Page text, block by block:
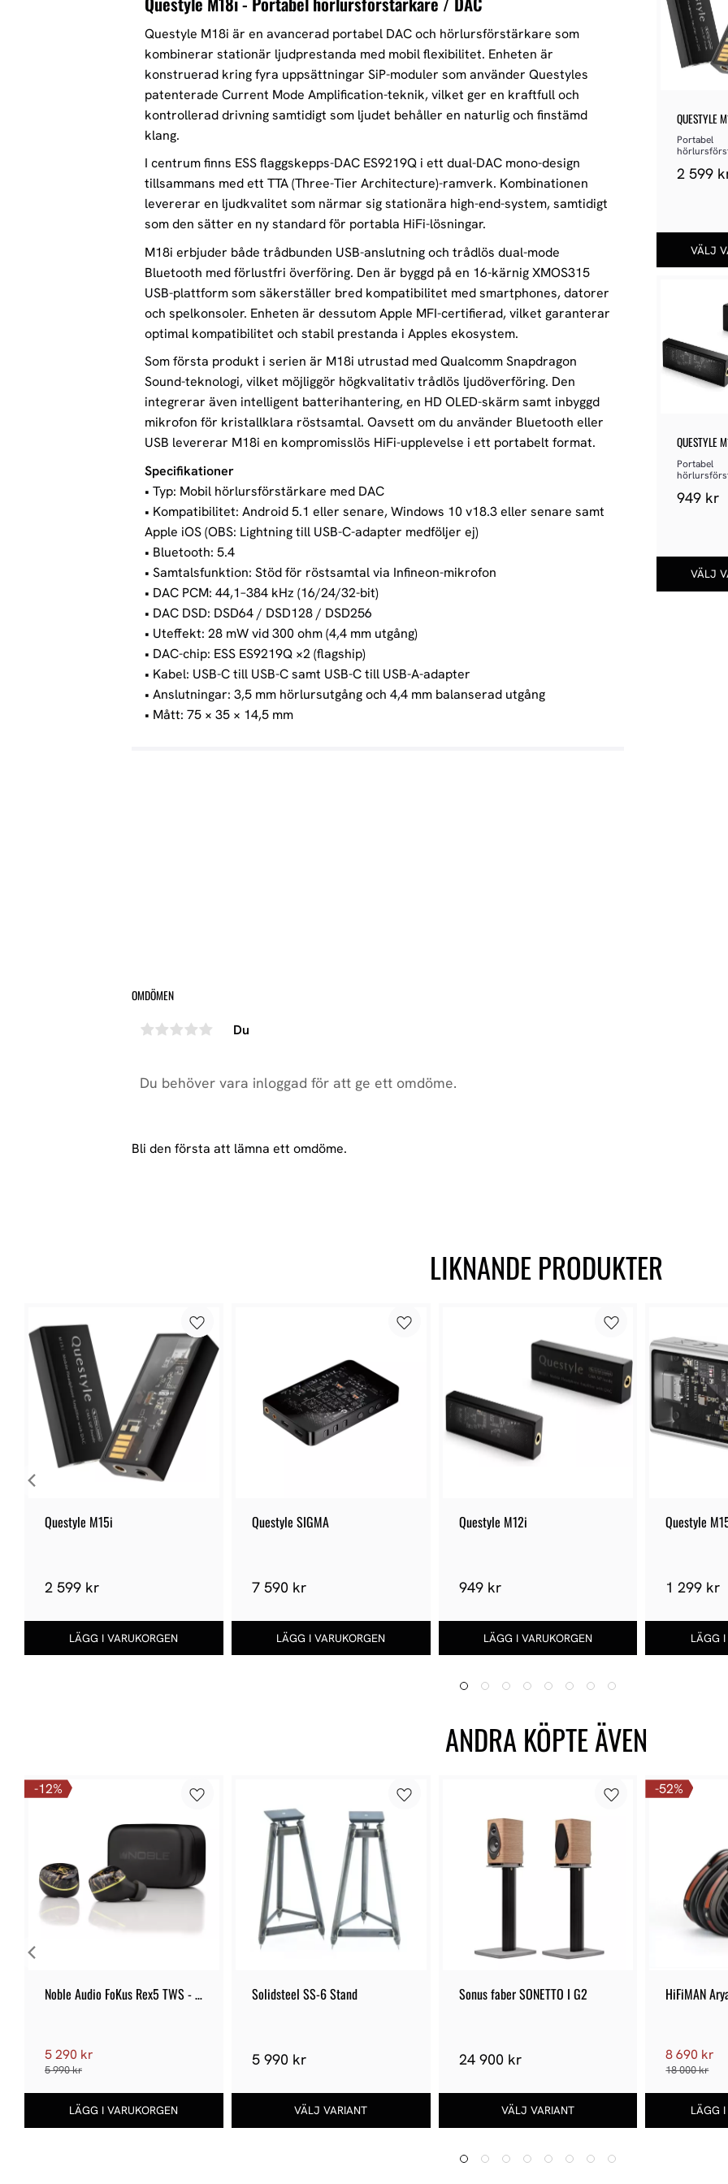
Questyle M18i är en avancerad portabel DAC och hörlursförstärkare som
kombinerar stationär ljudprestanda med mobil flexibilitet. Enheten är
konstruerad kring fyra uppsättningar SiP-moduler som använder Questyles
patenterade Current Mode Amplification-teknik, vilket ger en kraftfull och
kontrollerad drivning samtidigt som ljudet behåller en naturlig och finstämd
klang.
I centrum finns ESS flaggskepps-DAC ES9219Q i ett dual-DAC mono-design
tillsammans med ett TTA (Three-Tier Architecture)-ramverk. Kombinationen
levererar en ljudkvalitet som närmar sig stationära high-end-system, samtidigt
som den sätter en ny standard för portabla HiFi-lösningar.
M18i erbjuder både trådbunden USB-anslutning och trådlös dual-mode
Bluetooth med förlustfri överföring. Den är byggd på en 16-kärnig XMOS315
USB-plattform som säkerställer bred kompatibilitet med smartphones, datorer
och spelkonsoler. Enheten är dessutom Apple MFI-certifierad, vilket garanterar
optimal kompatibilitet och stabil prestanda i Apples ekosystem.
Som första produkt i serien är M18i utrustad med Qualcomm Snapdragon
Sound-teknologi, vilket möjliggör högkvalitativ trådlös ljudöverföring. Den
integrerar även intelligent batterihantering, en HD OLED-skärm samt inbyggd
mikrofon för kristallklara röstsamtal. Oavsett om du använder Bluetooth eller
USB levererar M18i en kompromisslös HiFi-upplevelse i ett portabelt format.
Specifikationer
• Typ: Mobil hörlursförstärkare med DAC
• Kompatibilitet: Android 5.1 eller senare, Windows 10 v18.3 eller senare samt
Apple iOS (OBS: Lightning till USB-C-adapter medföljer ej)
• Bluetooth: 5.4
• Samtalsfunktion: Stöd för röstsamtal via Infineon-mikrofon
• DAC PCM: 44,1–384 kHz (16/24/32-bit)
• DAC DSD: DSD64 / DSD128 / DSD256
• Uteffekt: 28 mW vid 300 ohm (4,4 mm utgång)
• DAC-chip: ESS ES9219Q ×2 (flagship)
• Kabel: USB-C till USB-C samt USB-C till USB-A-adapter
• Anslutningar: 3,5 mm hörlursutgång och 4,4 mm balanserad utgång
• Mått: 75 × 35 × 14,5 mm
OMDÖMEN
Du
Bli den första att lämna ett omdöme.
QUESTYLE
Portabel
2 599
QUESTYLE
Portabel
949kr
LIKNANDE PRODUKTER
Questyle M15i
2 599 kr
Questyle SIGMA
7 590 kr
Questyle M12i
949 kr
Questyle
1 299 kr
ANDRA KÖPTE ÄVEN
Noble Audio FoKus Rex5 TWS -
5 290 kr
5 990 kr
12%
Solidsteel SS-6 Stand
5 990 kr
Sonus faber SONETTO I G2
24 900 kr
HiFiMAN
8 690 kr
18 000 kr
52%